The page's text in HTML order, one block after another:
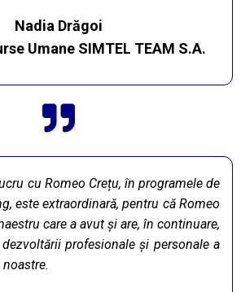
Nadia Drăgoi
Umane SIMTEL TEAM S.A.
cu Romeo Crețu, în programele de
este extraordinară, pentru că Romeo
care a avut și are, în continuare,
profesionale și personale a